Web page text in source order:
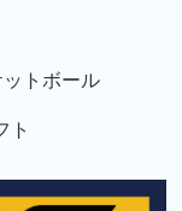
トボール
ト